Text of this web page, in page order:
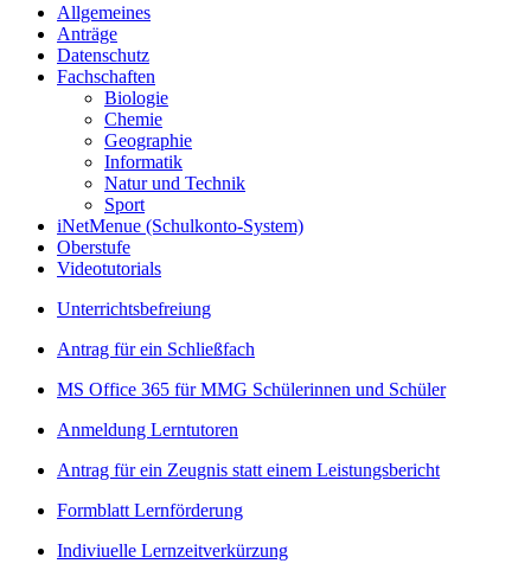
Allgemeines
Anträge
Datenschutz
Fachschaften
Biologie
Chemie
Geographie
Informatik
Natur und Technik
Sport
iNetMenue (Schulkonto-System)
Oberstufe
Videotutorials
Unterrichtsbefreiung
Antrag für ein Schließfach
MS Office 365 für MMG Schülerinnen und Schüler
Anmeldung Lerntutoren
Antrag für ein Zeugnis statt einem Leistungsbericht
Formblatt Lernförderung
Indiviuelle Lernzeitverkürzung